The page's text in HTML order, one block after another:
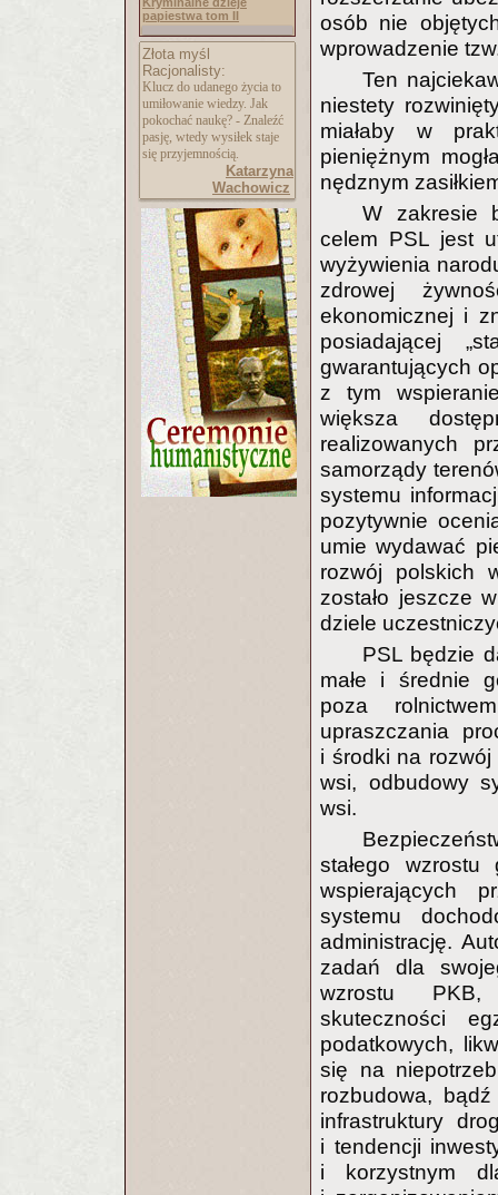
papiestwa tom II
Złota myśl
Racjonalisty:
Klucz do udanego życia to
umiłowanie wiedzy. Jak
pokochać naukę? - Znaleźć
pasję, wtedy wysiłek staje
się przyjemnością.
Katarzyna
Wachowicz
osób nie
wprowadzenie
Ten
niestety
miałaby w
pieniężnym
nędznym
W zakresie
celem PSL jest
wyżywienia
zdrowej
ekonomicznej i
posiadającej
gwarantujących
z tym
większa
realizowanych
samorządy
systemu
pozytywnie
umie wydawać
rozwój polskich
zostało jeszcze
dziele
PSL będzie
małe i średnie
poza
upraszczania
i środki na
wsi, odbudowy
wsi.
stałego wzrostu
wspierających
systemu
administrację.
zadań dla
wzrostu PKB,
skuteczności
podatkowych,
się na
rozbudowa,
infrastruktury
i tendencji
i korzystnym